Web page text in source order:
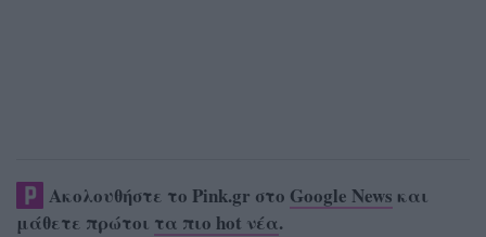
Ακολουθήστε το Pink.gr στο Google News και
μάθετε πρώτοι τα πιο hot νέα.